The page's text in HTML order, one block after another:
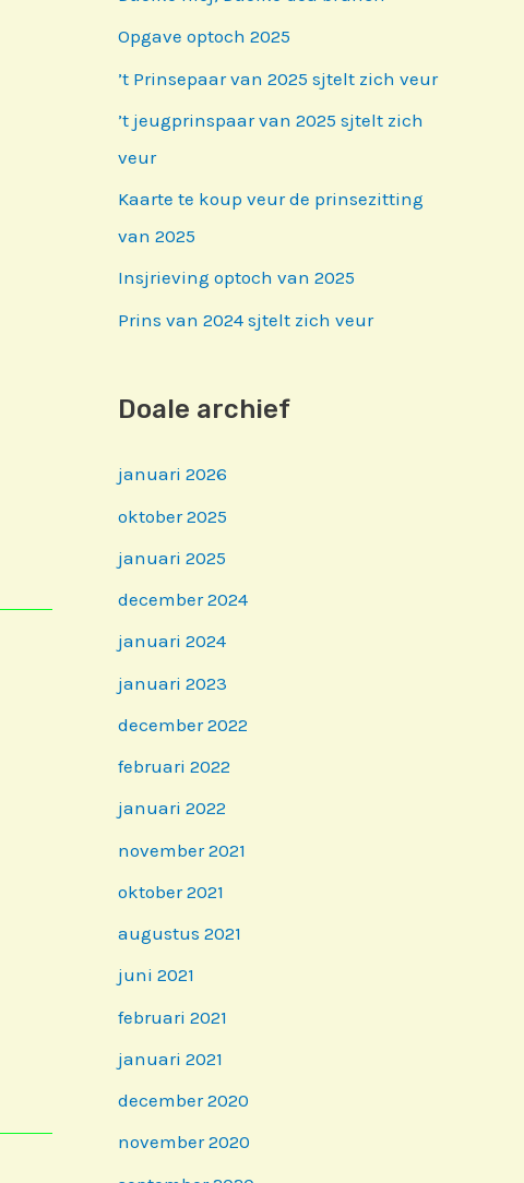
Opgave optoch 2025
’t Prinsepaar van 2025 sjtelt zich veur
’t jeugprinspaar van 2025 sjtelt zich
veur
Kaarte te koup veur de prinsezitting
van 2025
Insjrieving optoch van 2025
Prins van 2024 sjtelt zich veur
Doale archief
januari 2026
oktober 2025
januari 2025
december 2024
januari 2024
januari 2023
december 2022
februari 2022
januari 2022
november 2021
oktober 2021
augustus 2021
juni 2021
februari 2021
januari 2021
december 2020
november 2020